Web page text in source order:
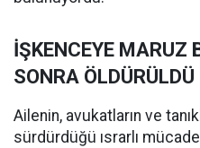
İŞKENCEYE MARUZ
SONRA ÖLDÜRÜLDÜ
Ailenin, avukatların ve
sürdürdüğü ısrarlı